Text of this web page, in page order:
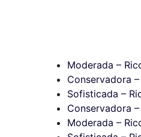
Moderada –
Conservadora
Sofisticada –
Conservadora
Moderada –